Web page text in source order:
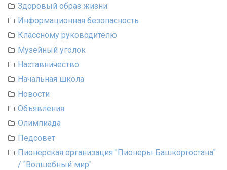
Здоровый образ жизни
Информационная безопасность
Классному руководителю
Музейный уголок
Наставничество
Начальная школа
Новости
Объявления
Олимпиада
Педсовет
Пионерская организация "Пионеры Башкортостана"
/ "Волшебный мир"